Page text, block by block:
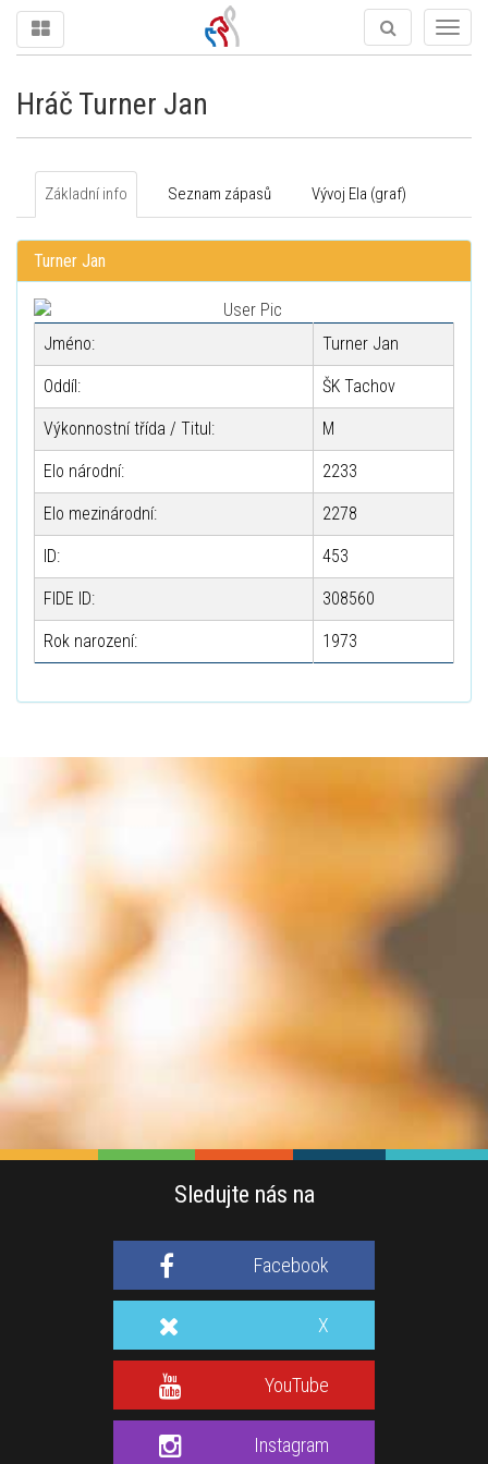
Hráč Turner Jan
Základní info Seznam zápasů Vývoj Ela (graf)
Turner Jan
Jméno: Turner Jan
Oddíl: ŠK Tachov
Výkonnostní třída / Titul: M
Elo národní: 2233
Elo mezinárodní: 2278
ID: 453
FIDE ID: 308560
Rok narození: 1973
Sledujte nás na
Facebook
X
YouTube
Instagram